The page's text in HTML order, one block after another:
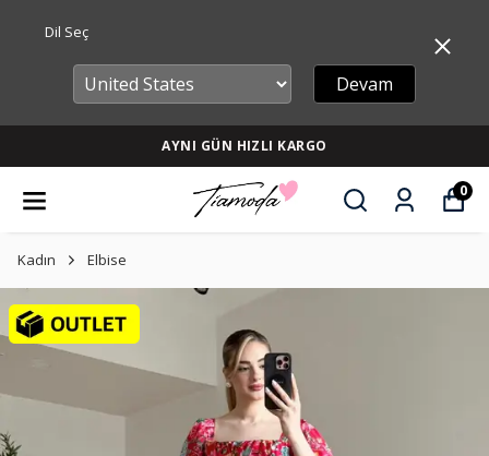
Dil Seç
Devam
AYNI GÜN HIZLI KARGO
0
Kadın Elbise